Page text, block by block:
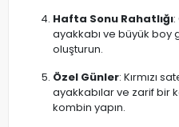
Hafta Sonu Rahatlığı
ayakkabı ve büyük boy
oluşturun.
Özel Günler: Kırmızı
ayakkabılar ve zarif bir
kombin yapın.